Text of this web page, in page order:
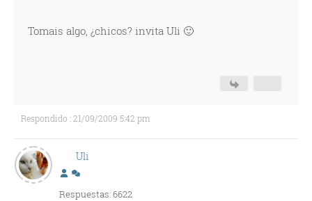
Tomais algo, ¿chicos? invita Uli 🙂
Respondido : 21/09/2009 5:42 pm
Uli
Respuestas: 6622